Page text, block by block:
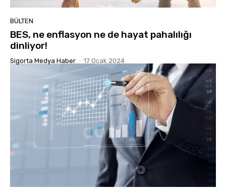
BÜLTEN
BES, ne enflasyon ne de hayat pahalılığı
dinliyor!
Sigorta Medya Haber - 17 Ocak 2024